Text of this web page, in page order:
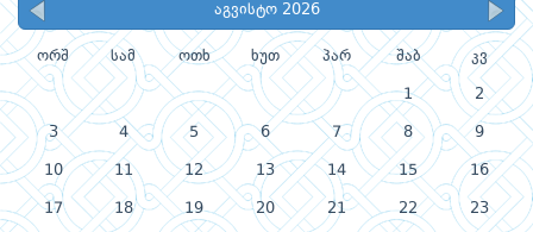
აგვისტო 2026
ორშ სამ ოთხ ხუთ პარ შაბ კვ
1 2
3 4 5 6 7 8 9
10 11 12 13 14 15 16
17 18 19 20 21 22 23